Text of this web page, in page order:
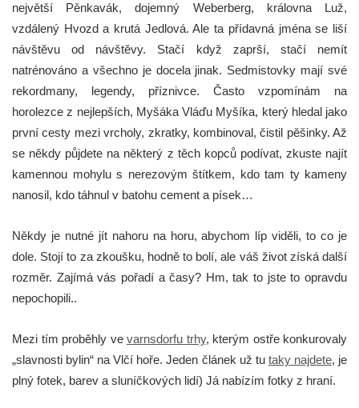
největší Pěnkavák, dojemný Weberberg, královna Luž,
vzdálený Hvozd a krutá Jedlová. Ale ta přídavná jména se liší
návštěvu od návštěvy. Stačí když zaprší, stačí nemít
natrénováno a všechno je docela jinak. Sedmistovky mají své
rekordmany, legendy, příznivce. Často vzpomínám na
horolezce z nejlepších, Myšáka Vláďu Myšíka, který hledal jako
první cesty mezi vrcholy, zkratky, kombinoval, čistil pěšinky. Až
se někdy půjdete na některý z těch kopců podívat, zkuste najít
kamennou mohylu s nerezovým štítkem, kdo tam ty kameny
nanosil, kdo táhnul v batohu cement a písek…
Někdy je nutné jít nahoru na horu, abychom líp viděli, to co je
dole. Stojí to za zkoušku, hodně to bolí, ale váš život získá další
rozměr. Zajímá vás pořadí a časy? Hm, tak to jste to opravdu
nepochopili..
Mezi tím proběhly ve varnsdorfu trhy, kterým ostře konkurovaly
„slavnosti bylin“ na Vlčí hoře. Jeden článek už tu taky najdete, je
plný fotek, barev a sluníčkových lidí) Já nabízím fotky z hraní.